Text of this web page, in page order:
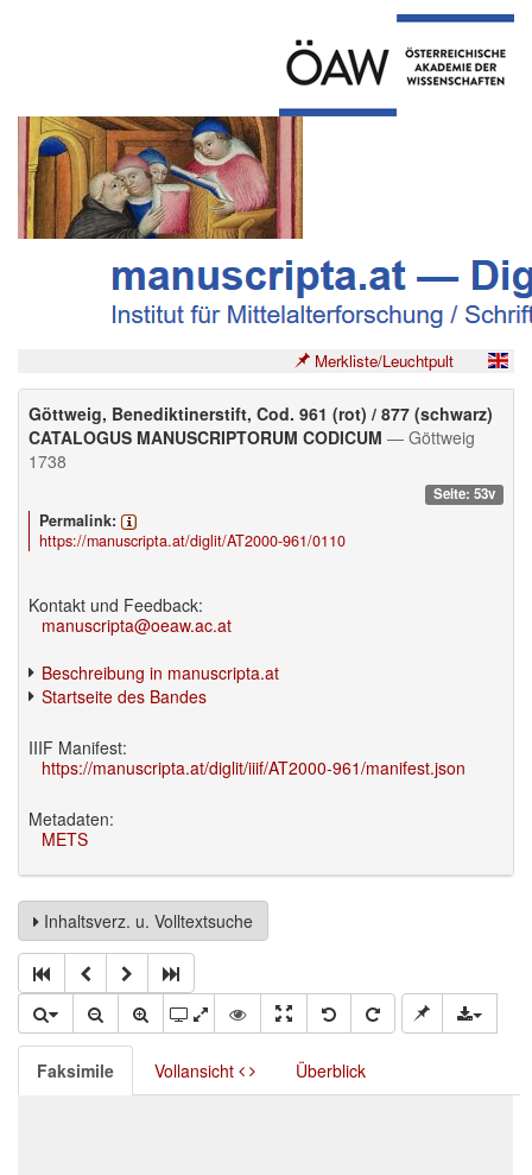
Merkliste/Leuchtpult
Göttweig, Benediktinerstift, Cod. 961 (rot) / 877 (schwarz)
CATALOGUS MANUSCRIPTORUM CODICUM — Göttweig
1738
Seite: 53v
Permalink:
https://manuscripta.at/diglit/AT2000-961/0110
Kontakt und Feedback:
manuscripta@oeaw.ac.at
Beschreibung in manuscripta.at
Startseite des Bandes
IIIF Manifest:
https://manuscripta.at/diglit/iiif/AT2000-961/manifest.json
Metadaten:
METS
Inhaltsverz. u. Volltextsuche
Faksimile Vollansicht Überblick